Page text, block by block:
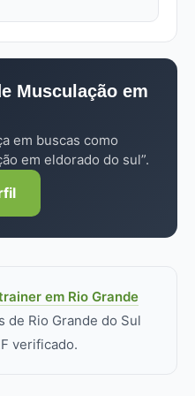
treino por aplicativo).
a 4 alunos) custam
individual. Cada
especialização
Musculação em
em buscas como
em eldorado do sul”.
em Rio Grande
Rio Grande do Sul
verificado.